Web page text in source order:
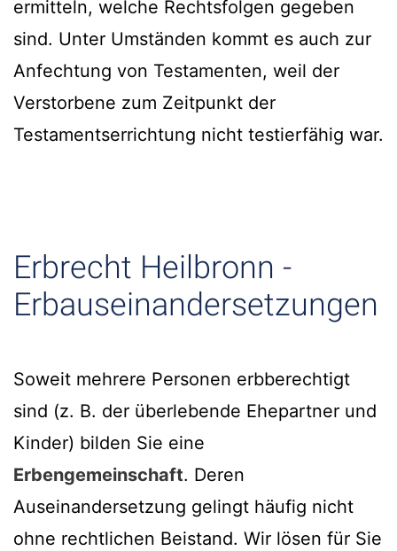
ermitteln, welche Rechtsfolgen gegeben
sind. Unter Umständen kommt es auch zur
Anfechtung von Testamenten, weil der
Verstorbene zum Zeitpunkt der
Testamentserrichtung nicht testierfähig war.
Erbrecht Heilbronn -
Erbauseinandersetzungen
Soweit mehrere Personen erbberechtigt
sind (z. B. der überlebende Ehepartner und
Kinder) bilden Sie eine
Erbengemeinschaft. Deren
Auseinandersetzung gelingt häufig nicht
ohne rechtlichen Beistand. Wir lösen für Sie